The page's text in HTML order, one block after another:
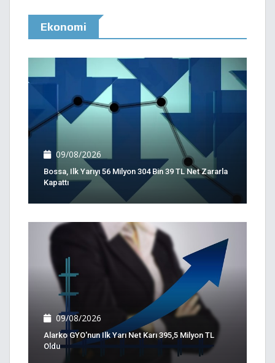
Ekonomi
09/08/2026
Bossa, Ilk Yarıyı 56 Milyon 304 Bin 39 TL Net Zararla
Kapattı
09/08/2026
Alarko GYO'nun Ilk Yarı Net Karı 395,5 Milyon TL
Oldu